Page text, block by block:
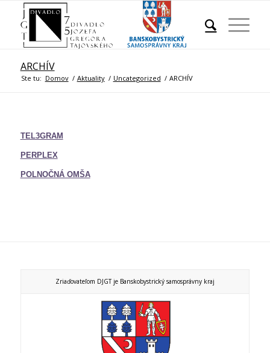
ARCHÍV
Ste tu: Domov / Aktuality / Uncategorized / ARCHÍV
TEL3GRAM
PERPLEX
POLNOČNÁ OMŠA
Zriaďovateľom DJGT je Banskobystrický samosprávny kraj